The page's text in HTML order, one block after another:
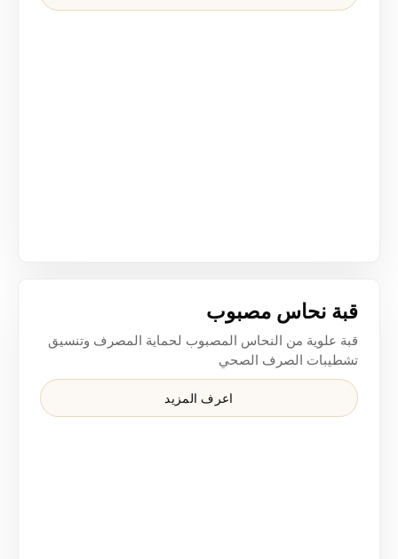
قبة نحاس مصبوب
قبة علوية من النحاس المصبوب لحماية المصرف وتنسيق
تشطيبات الصرف الصحي
اعرف المزيد